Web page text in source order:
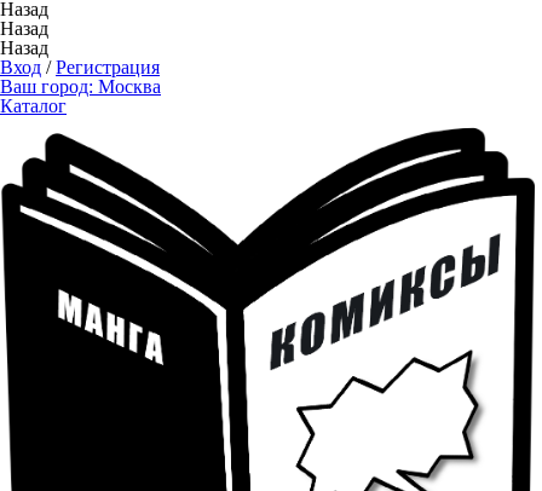
Назад
Назад
Назад
Вход /Регистрация
Ваш город: Москва
Каталог